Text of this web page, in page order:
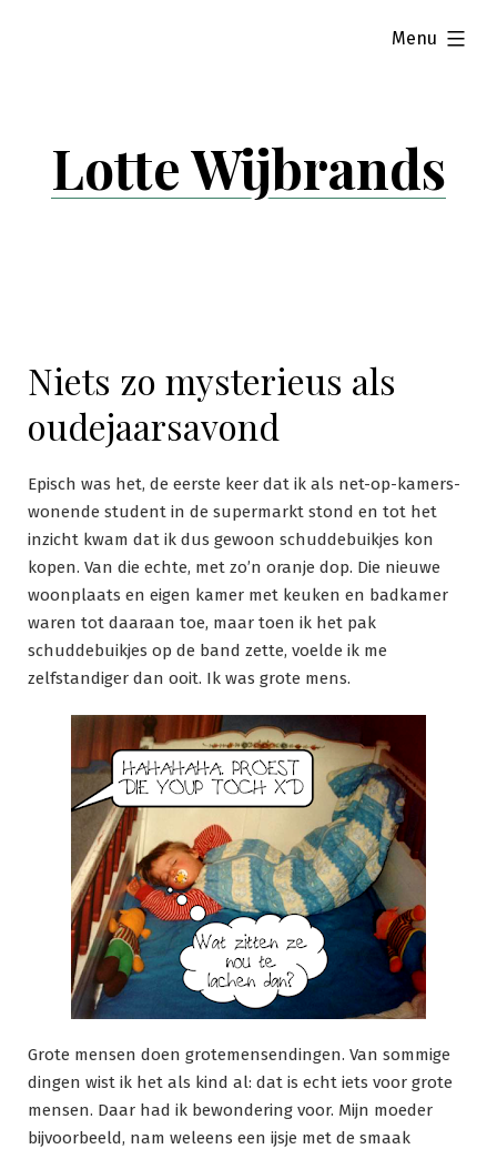
Lotte Wijbrands
Menu
expanded
Niets zo mysterieus als
oudejaarsavond
Episch was het, de eerste keer dat ik als net-op-kamers-
wonende student in de supermarkt stond en tot het
inzicht kwam dat ik dus gewoon schuddebuikjes kon
kopen. Van die echte, met zo’n oranje dop. Die nieuwe
woonplaats en eigen kamer met keuken en badkamer
waren tot daaraan toe, maar toen ik het pak
schuddebuikjes op de band zette, voelde ik me
zelfstandiger dan ooit. Ik was grote mens.
Grote mensen doen grotemensendingen. Van sommige
dingen wist ik het als kind al: dat is echt iets voor grote
mensen. Daar had ik bewondering voor. Mijn moeder
bijvoorbeeld, nam weleens een ijsje met de smaak